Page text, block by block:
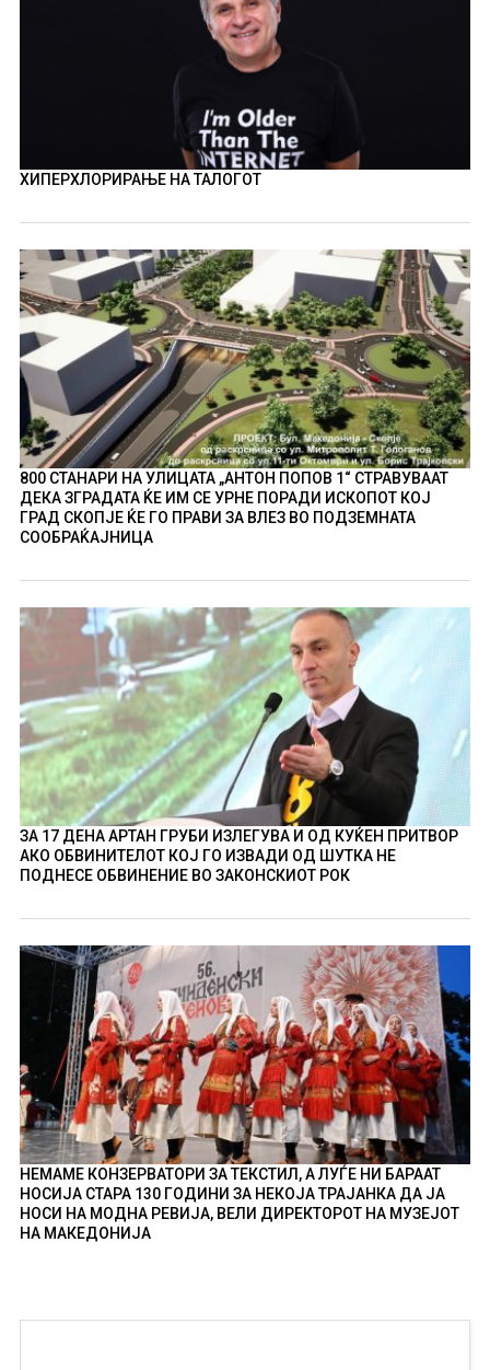
ХИПЕРХЛОРИРАЊЕ НА ТАЛОГОТ
800 СТАНАРИ НА УЛИЦАТА „АНТОН ПОПОВ 1“ СТРАВУВААТ
ДЕКА ЗГРАДАТА ЌЕ ИМ СЕ УРНЕ ПОРАДИ ИСКОПОТ КОЈ
ГРАД СКОПЈЕ ЌЕ ГО ПРАВИ ЗА ВЛЕЗ ВО ПОДЗЕМНАТА
СООБРАЌАЈНИЦА
ЗА 17 ДЕНА АРТАН ГРУБИ ИЗЛЕГУВА И ОД КУЌЕН ПРИТВОР
АКО ОБВИНИТЕЛОТ КОЈ ГО ИЗВАДИ ОД ШУТКА НЕ
ПОДНЕСЕ ОБВИНЕНИЕ ВО ЗАКОНСКИОТ РОК
НЕМАМЕ КОНЗЕРВАТОРИ ЗА ТЕКСТИЛ, А ЛУЃЕ НИ БАРААТ
НОСИЈА СТАРА 130 ГОДИНИ ЗА НЕКОЈА ТРАЈАНКА ДА ЈА
НОСИ НА МОДНА РЕВИЈА, ВЕЛИ ДИРЕКТОРОТ НА МУЗЕЈОТ
НА МАКЕДОНИЈА